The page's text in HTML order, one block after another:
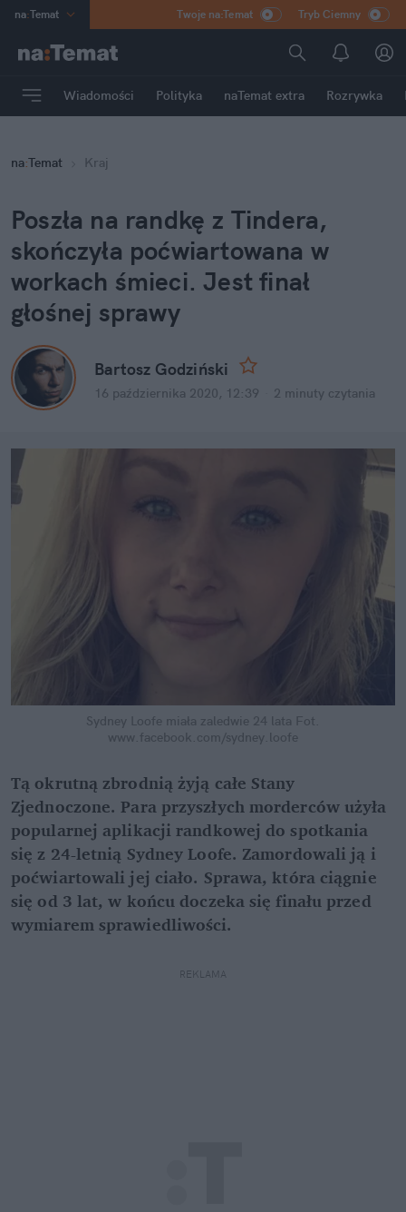
na:Temat
Poland
mama
Rozrywka
Twoje na:Temat Tryb Ciemny
Wiadomości Polityka naTemat extra Rozrywka
na:Temat Kraj
Poszła na randkę z Tindera,
skończyła poćwiartowana w
workach śmieci. Jest finał
głośnej sprawy
Bartosz Godziński
16 października 2020, 12:39 2 minuty czytania
Sydney Loofe miała zaledwie 24 lata Fot.
www.facebook.com/sydney.loofe
Tą okrutną zbrodnią żyją całe Stany
Zjednoczone. Para przyszłych morderców użyła
popularnej aplikacji randkowej do spotkania
się z 24-letnią Sydney Loofe. Zamordowali ją i
poćwiartowali jej ciało. Sprawa, która ciągnie
się od 3 lat, w końcu doczeka się finału przed
wymiarem sprawiedliwości.
REKLAMA